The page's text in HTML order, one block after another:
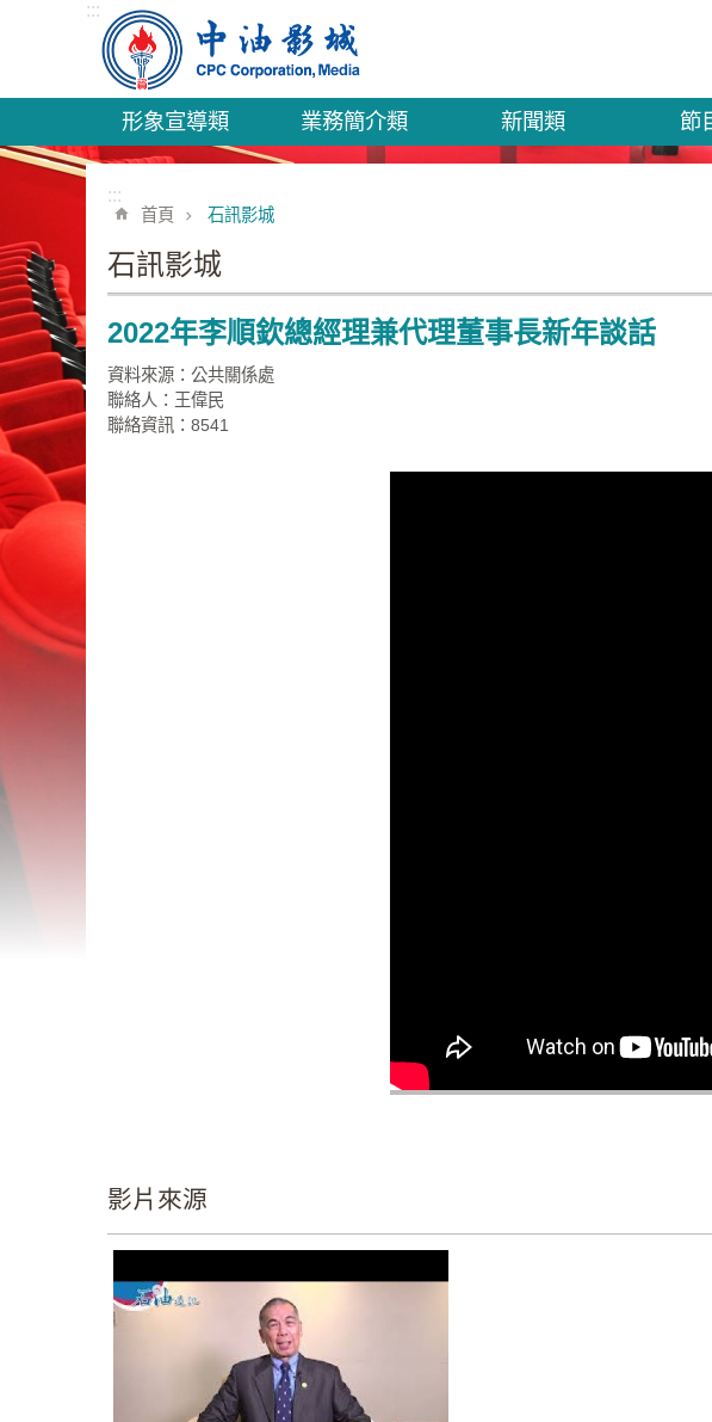
跳到主要內容區塊
:::
形象宣導類 業務簡介類 新聞類 節
:::
首頁 石訊影城
石訊影城
2022年李順欽總經理兼代理董事長新年談話
資料來源：公共關係處
聯絡人：王偉民
聯絡資訊：8541
影片來源